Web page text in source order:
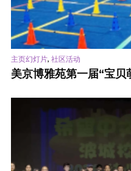
主页幻灯片, 社区活动
美京博雅苑第一届“宝贝